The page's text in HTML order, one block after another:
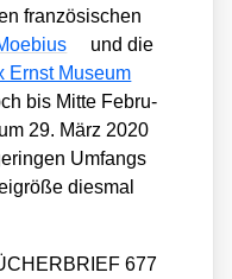
fran­zö­si­schen
und die
Ernst Muse­um
bis Mit­te Febru­
29. März 2020
Umfangs
dies­mal
677